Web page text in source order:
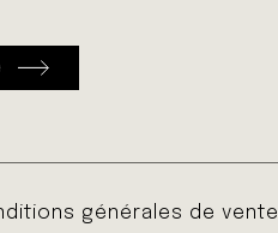
générales de vente